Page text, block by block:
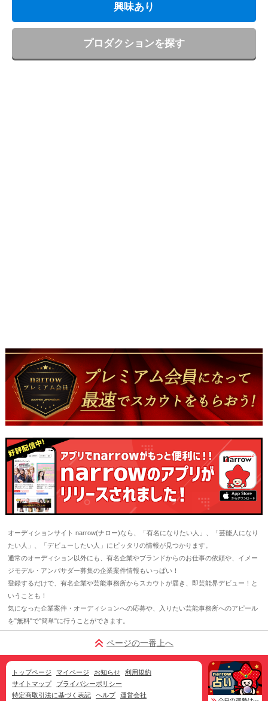
興味あり
プロダクションを探す
オーディションサイト narrow(ナロー)なら、「有名になりたい人」、「芸能人になり
たい人」、「デビューしたい人」にピッタリの情報が見つかります。
通常のオーディション以外にも、有名企業やブランドからのお仕事の依頼や、イメー
ジモデル・アンバサダー募集の企業案件情報もいっぱい！
登録するだけで、有名企業や芸能事務所からスカウトが届き、即芸能界デビュー！と
いうことも！
気になった企業案件・オーディションへの応募や、入りたい芸能事務所へのアピール
を"無料"で"簡単"に行うことができます。
ページの一番上へ
トップページ マイページ お知らせ
利用規約
サイトマップ
プライバシーポリシー
特定商取引法に基づく表記
ヘルプ 運営会社